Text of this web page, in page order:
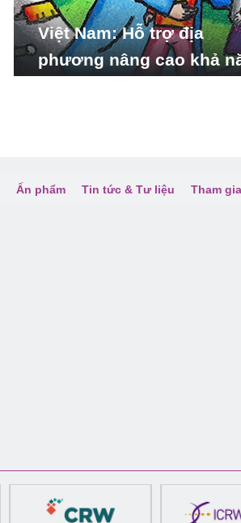
Việt Nam: Hỗ trợ địa
phương nâng cao khả
Ấn phẩm Tin tức & Tư liệu Tham gia